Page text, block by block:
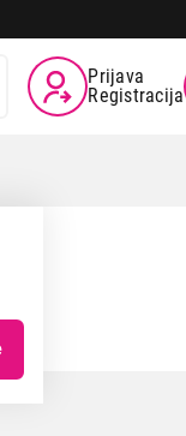
Prijava
Registracija